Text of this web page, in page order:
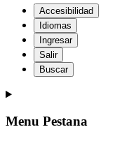
Accesibilidad
Idiomas
Ingresar
Salir
Buscar
Menu Pestana